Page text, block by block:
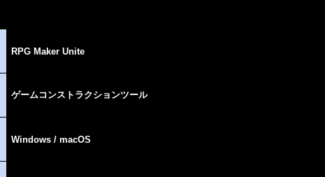
RPG Maker Unite
ゲームコンストラクションツール
Windows / macOS